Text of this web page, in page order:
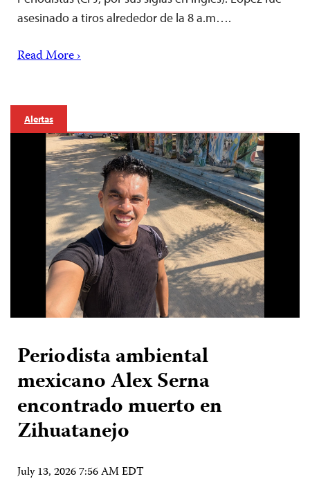
asesinado a tiros alrededor de la 8 a.m….
Read More ›
Alertas
Periodista ambiental
mexicano Alex Serna
encontrado muerto en
Zihuatanejo
July 13, 2026 7:56 AM EDT